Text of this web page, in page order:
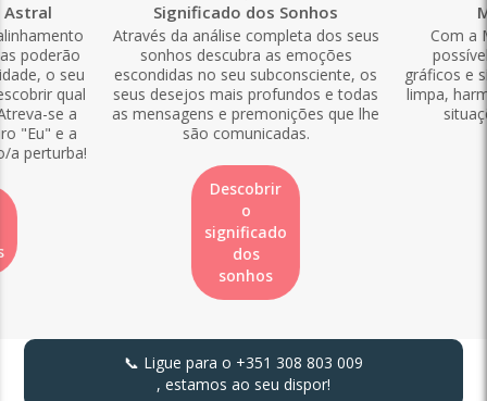
poderão
o seu
qual
se a
"Eu" e a
a perturba!
Significado dos Sonhos
Através da análise completa dos seus
sonhos descubra as emoções
escondidas no seu subconsciente, os
seus desejos mais profundos e todas
as mensagens e premonições que lhe
são comunicadas.
Descobrir
o
significado
dos
sonhos
Com a
gráficos e
limpa,
📞 Ligue para o +351 308 803 009
, estamos ao seu dispor!